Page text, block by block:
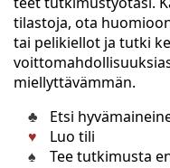
tilastoja, ota
tai pelikiellot ja tutki
miellyttävämmän.
Etsi
Luo tili
Tee tutkimusta